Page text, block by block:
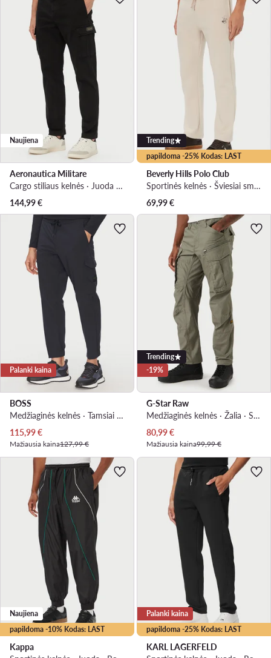
Naujiena
Aeronautica Militare
Cargo stiliaus kelnės · Juoda · Regular Fit
144,99€
papildoma -25% Kodas: LAST
Trending
Beverly Hills Polo Club
Sportinės kelnės · Šviesiai smėlinė · Regular Fit
69,99€
Palanki kaina
BOSS
Medžiaginės kelnės · Tamsiai mėlyna · Slim Fit
Dabartinė kaina
115,99€
Mažiausia kaina127,99 €
Trending
-19%
G-Star Raw
Medžiaginės kelnės · Žalia · Slim Fit
Dabartinė kaina
80,99€
Mažiausia kaina99,99 €
papildoma -10% Kodas: LAST
Naujiena
Kappa
papildoma -25% Kodas: LAST
Palanki kaina
KARL LAGERFELD